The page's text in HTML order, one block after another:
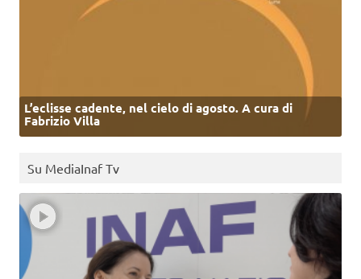
L’eclisse cadente, nel cielo di agosto. A cura di
Fabrizio Villa
Su MediaInaf Tv